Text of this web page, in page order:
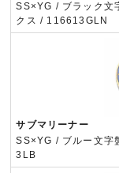
SS×YG / ブラック文
クス / 116613GLN
サブマリーナー
SS×YG / ブルー文字
3LB